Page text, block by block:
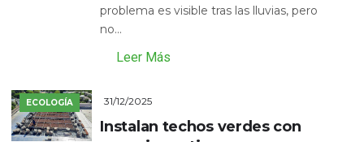
problema es visible tras las lluvias, pero
no...
Leer Más
ECOLOGÍA 31/12/2025
Instalan techos verdes con